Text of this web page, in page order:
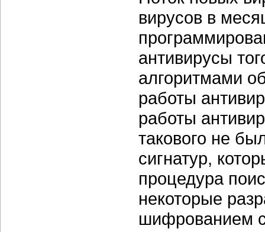
вирусов в
антивирусы
алгоритмами
работы
работы
такового не
сигнатур,
процедура
некоторые
шифрованием